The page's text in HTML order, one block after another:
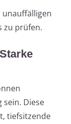
unauffälligen
zu prüfen.
sein. Diese
tiefsitzende